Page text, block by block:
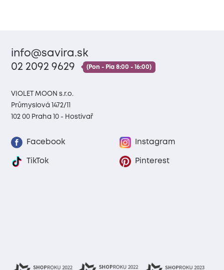
info@savira.sk
02 2092 9629
(Pon - Pia 8:00 - 16:00)
VIOLET MOON s.r.o.
Průmyslová 1472/11
102 00 Praha 10 - Hostivař
Facebook Instagram
TikTok Pinterest